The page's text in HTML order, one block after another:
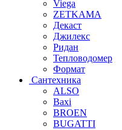
Viega
ZETKAMA
Декаст
Джилекс
Ридан
Тепловодомер
Формат
Сантехника
ALSO
Baxi
BROEN
BUGATTI